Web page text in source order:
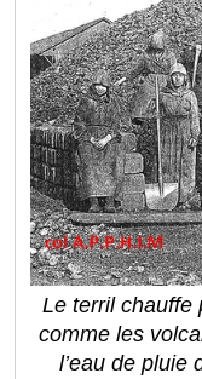
Le terril chauffe
comme les
l’eau de pluie